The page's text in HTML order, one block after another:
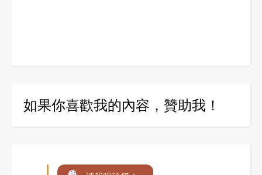
如果你喜歡我的內容，贊助我！